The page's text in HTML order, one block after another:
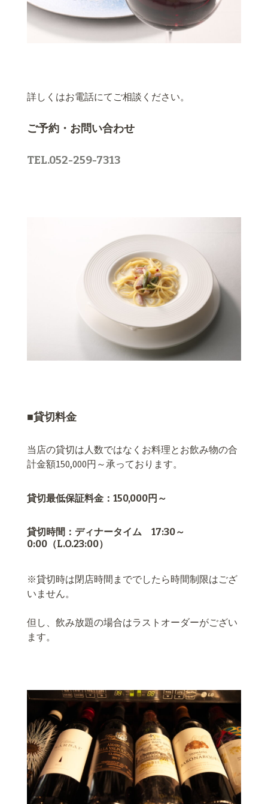
詳しくはお電話にてご相談ください。
ご予約・お問い合わせ
TEL.052-259-7313
■貸切料金
当店の貸切は人数ではなくお料理とお飲み物の合
計金額150,000円～承っております。
貸切最低保証料金：150,000円～
貸切時間：ディナータイム 17:30～
0:00（L.O.23:00）
※貸切時は閉店時間まででしたら時間制限はござ
いません。
但し、飲み放題の場合はラストオーダーがござい
ます。